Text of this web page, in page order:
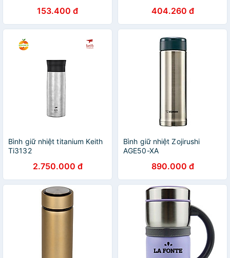
153.400 đ 404.260 đ
Bình giữ nhiệt titanium Keith
Ti3132
2.750.000 đ
Bình giữ nhiệt Zojirushi
AGE50-XA
890.000 đ